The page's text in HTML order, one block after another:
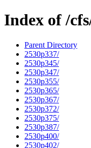
Index of /
Parent Directory
2530p337/
2530p345/
2530p347/
2530p355/
2530p365/
2530p367/
2530p372/
2530p375/
2530p387/
2530p400/
2530p402/